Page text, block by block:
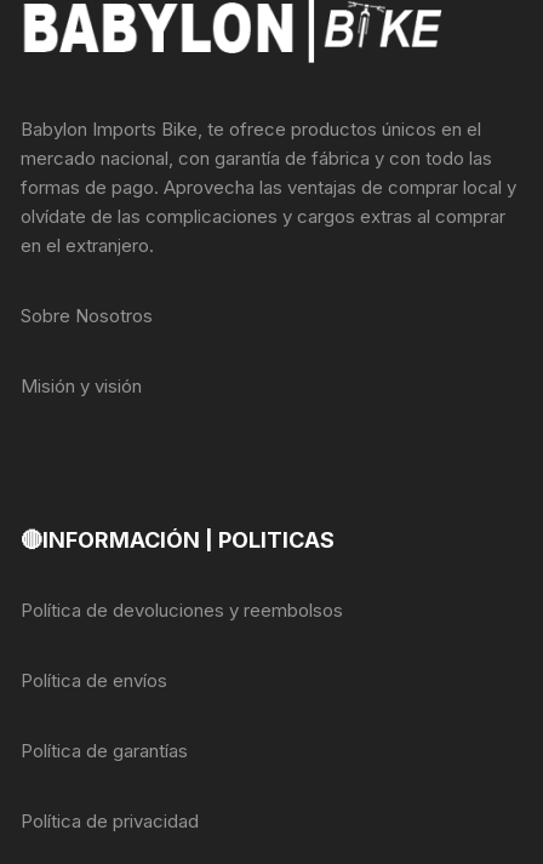
Babylon Imports Bike, te ofrece productos únicos en el
mercado nacional, con garantía de fábrica y con todo las
formas de pago. Aprovecha las ventajas de comprar local y
olvídate de las complicaciones y cargos extras al comprar
en el extranjero.
Sobre Nosotros
Misión y visión
🔴INFORMACIÓN | POLITICAS
Política de devoluciones y reembolsos
Política de envíos
Política de garantías
Política de privacidad